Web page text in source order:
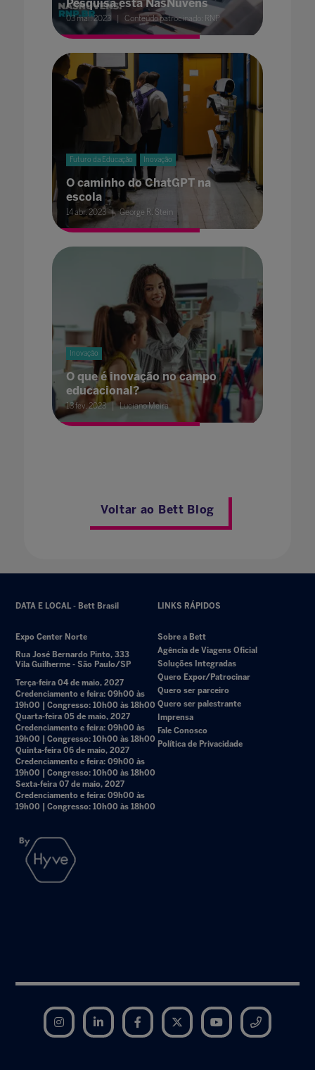
Pesquisa está NasNuvens
03 mai. 2023 Conteúdo patrocinado: RNP
Futuro da Educação Inovação
O caminho do ChatGPT na
escola
14 abr. 2023 George R. Stein
Inovação
O que é inovação no campo
educacional?
13 fev. 2023 Luciano Meira
Voltar ao Bett Blog
DATA E LOCAL - Bett Brasil
Expo Center Norte
Rua José Bernardo Pinto, 333
Vila Guilherme - São Paulo/SP
Terça-feira 04 de maio, 2027
Credenciamento e feira: 09h00 às
19h00 | Congresso: 10h00 às 18h00
Quarta-feira 05 de maio, 2027
Credenciamento e feira: 09h00 às
19h00 | Congresso: 10h00 às 18h00
Quinta-feira 06 de maio, 2027
Credenciamento e feira: 09h00 às
19h00 | Congresso: 10h00 às 18h00
Sexta-feira 07 de maio, 2027
Credenciamento e feira: 09h00 às
19h00 | Congresso: 10h00 às 18h00
LINKS RÁPIDOS
Sobre a Bett
Agência de Viagens Oficial
Soluções Integradas
Quero Expor/Patrocinar
Quero ser parceiro
Quero ser palestrante
Imprensa
Fale Conosco
Política de Privacidade
Instagram LinkedIn Facebook Twitter YouTube